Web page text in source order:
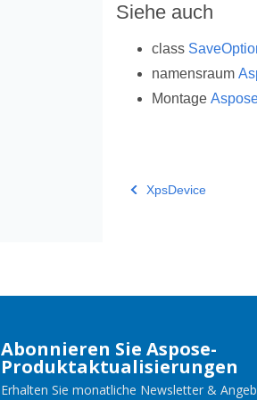
Siehe auch
class
namensraum
Montage
XpsDevice
Abonnieren Sie Aspose-
Produktaktualisierungen
Erhalten Sie monatliche Newsletter &